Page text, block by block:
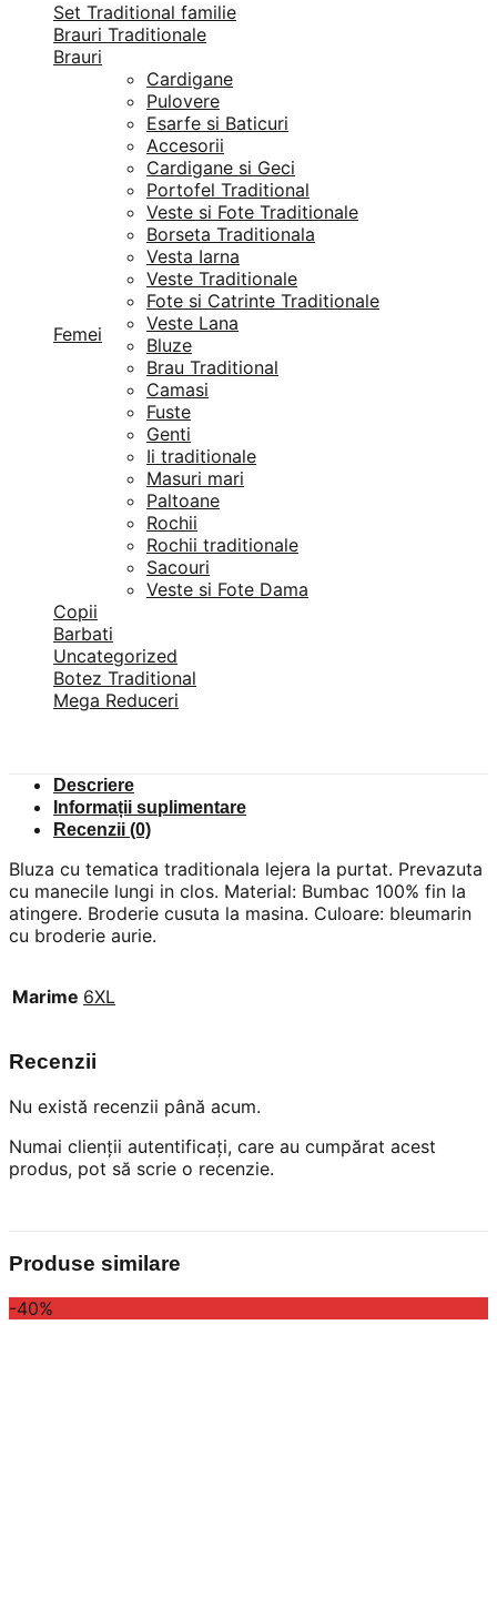
Set Traditional familie
Brauri Traditionale
Brauri
Femei
Cardigane
Pulovere
Esarfe si Baticuri
Accesorii
Cardigane si Geci
Portofel Traditional
Veste si Fote Traditionale
Borseta Traditionala
Vesta Iarna
Veste Traditionale
Fote si Catrinte Traditionale
Veste Lana
Bluze
Brau Traditional
Camasi
Fuste
Genti
Ii traditionale
Masuri mari
Paltoane
Rochii
Rochii traditionale
Sacouri
Veste si Fote Dama
Copii
Barbati
Uncategorized
Botez Traditional
Mega Reduceri
Descriere
Informații suplimentare
Recenzii (0)
Bluza cu tematica traditionala lejera la purtat. Prevazuta
cu manecile lungi in clos. Material: Bumbac 100% fin la
atingere. Broderie cusuta la masina. Culoare: bleumarin
cu broderie aurie.
Marime 6XL
Recenzii
Nu există recenzii până acum.
Numai clienții autentificați, care au cumpărat acest
produs, pot să scrie o recenzie.
Produse similare
-40%